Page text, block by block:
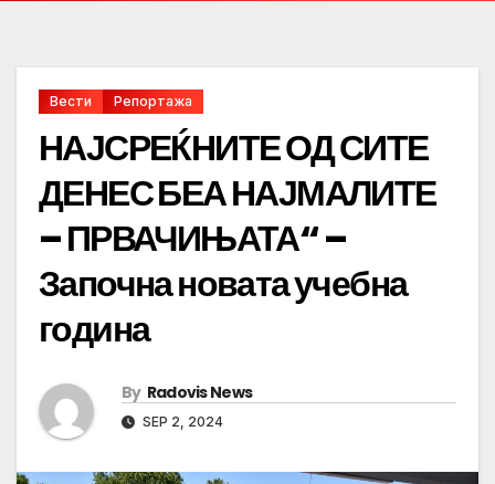
Вести Репортажа
НАЈСРЕЌНИТЕ ОД СИТЕ
ДЕНЕС БЕА НАЈМАЛИТЕ
– ПРВАЧИЊАТА“ –
Започна новата учебна
година
By Radovis News
SEP 2, 2024